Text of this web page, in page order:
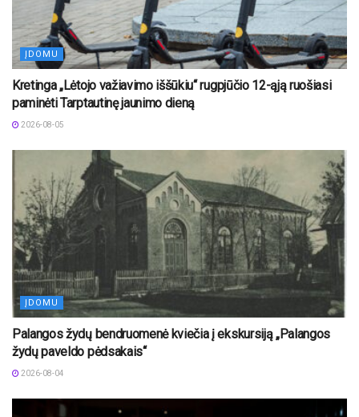
ĮDOMU
Kretinga „Lėtojo važiavimo iššūkiu“ rugpjūčio 12-ąją ruošiasi
paminėti Tarptautinę jaunimo dieną
2026-08-05
ĮDOMU
Palangos žydų bendruomenė kviečia į ekskursiją „Palangos
žydų paveldo pėdsakais“
2026-08-04